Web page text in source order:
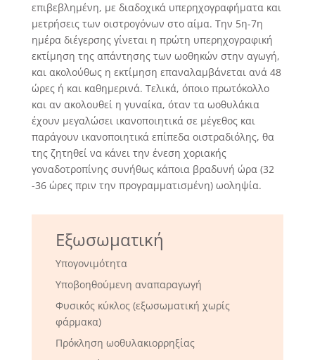
επιβεβλημένη, με διαδοχικά υπερηχογραφήματα και
μετρήσεις των οιστρογόνων στο αίμα. Την 5η-7η
ημέρα διέγερσης γίνεται η πρώτη υπερηχογραφική
εκτίμηση της απάντησης των ωοθηκών στην αγωγή,
και ακολούθως η εκτίμηση επαναλαμβάνεται ανά 48
ώρες ή και καθημερινά. Τελικά, όποιο πρωτόκολλο
και αν ακολουθεί η γυναίκα, όταν τα ωοθυλάκια
έχουν μεγαλώσει ικανοποιητικά σε μέγεθος και
παράγουν ικανοποιητικά επίπεδα οιστραδιόλης, θα
της ζητηθεί να κάνει την ένεση χοριακής
γοναδοτροπίνης συνήθως κάποια βραδυνή ώρα (32
-36 ώρες πριν την προγραμματισμένη) ωοληψία.
Εξωσωματική
Υπογονιμότητα
Υποβοηθούμενη αναπαραγωγή
Φυσικός κύκλος (εξωσωματική χωρίς
φάρμακα)
Πρόκληση ωοθυλακιορρηξίας